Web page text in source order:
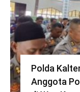
Polda
Anggota